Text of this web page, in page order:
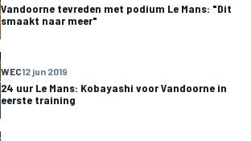
Vandoorne tevreden met podium Le Mans: "Dit
smaakt naar meer"
WEC12 jun 2019
24 uur Le Mans: Kobayashi voor Vandoorne in
eerste training